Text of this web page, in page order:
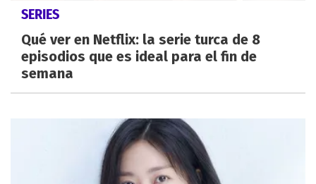
SERIES
Qué ver en Netflix: la serie turca de 8
episodios que es ideal para el fin de
semana